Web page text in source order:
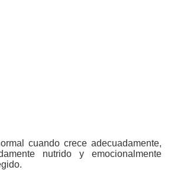
cuando crece adecuadamente,
nutrido y emocionalmente